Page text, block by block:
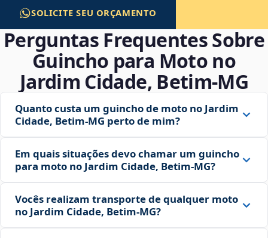
SOLICITE SEU ORÇAMENTO
Perguntas Frequentes Sobre
Guincho para Moto no
Jardim Cidade, Betim‑MG
Quanto custa um guincho de moto no Jardim
Cidade, Betim‑MG perto de mim?
Em quais situações devo chamar um guincho
para moto no Jardim Cidade, Betim‑MG?
Vocês realizam transporte de qualquer moto
no Jardim Cidade, Betim‑MG?